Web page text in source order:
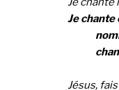
Je chante
Jésus,